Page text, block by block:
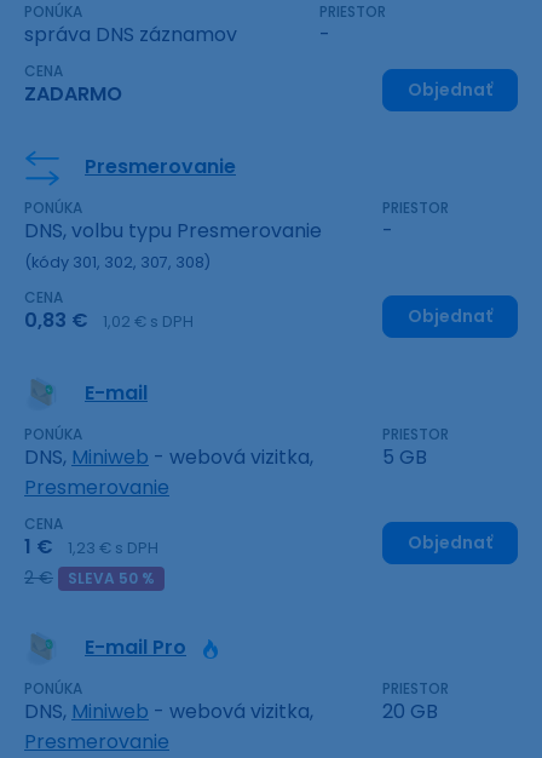
PONÚKA
správa DNS záznamov
PRIESTOR
-
CENA
ZADARMO Objednať
Presmerovanie
PONÚKA
DNS, volbu typu Presmerovanie
(kódy 301, 302, 307, 308)
PRIESTOR
-
CENA
0,83 € 1,02 € s DPH Objednať
E-mail
PONÚKA
DNS, Miniweb - webová vizitka,
Presmerovanie
PRIESTOR
5 GB
CENA
1 € 1,23 € s DPH
2 € SLEVA 50 %
Objednať
E-mail Pro
PONÚKA
DNS, Miniweb - webová vizitka,
Presmerovanie
PRIESTOR
20 GB